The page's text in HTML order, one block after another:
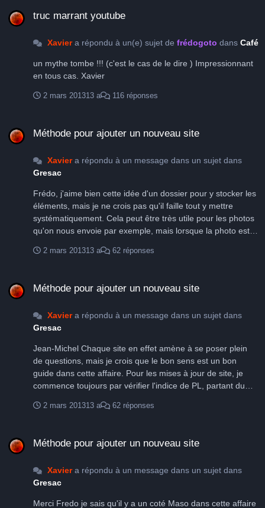
truc marrant youtube
Xaviera répondu à un(e) sujet de frédogoto dans Café
un mythe tombe !!! (c'est le cas de le dire ) Impressionnant
en tous cas. Xavier
2 mars 201313 a 116 réponses
Méthode pour ajouter un nouveau site
Xaviera répondu à un message dans un sujet dans
Gresac
Frédo, j'aime bien cette idée d'un dossier pour y stocker les
éléments, mais je ne crois pas qu'il faille tout y mettre
systématiquement. Cela peut être très utile pour les photos
qu'on nous envoie par exemple, mais lorsque la photo est
Si la photo disparait c'est que son auteur la retirée ou que
2 mars 201313 a 62 réponses
Méthode pour ajouter un nouveau site
Xaviera répondu à un message dans un sujet dans
Gresac
Jean-Michel Chaque site en effet amène à se poser plein
de questions, mais je crois que le bon sens est un bon
guide dans cette affaire. Pour les mises à jour de site, je
commence toujours par vérifier l'indice de PL, partant du
surement plus à jour qu'il y 5 ou 6 ans. Ensuite je vérifie les
derniers site que j'ai traité avez été trouvé par Eric sur
discussion (2007) et c'est tout ce qu'il avait sans doute à ce
moment là. Lors de la mise à jour, j'ai trouvé qu'une assos
2 mars 201313 a 62 réponses
Méthode pour ajouter un nouveau site
Xaviera répondu à un message dans un sujet dans
Gresac
Merci Fredo je sais qu'il y a un coté Maso dans cette affaire